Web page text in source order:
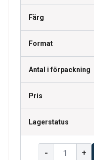
Färg
Format
Antal i förpackning
Pris
Lagerstatus
- +